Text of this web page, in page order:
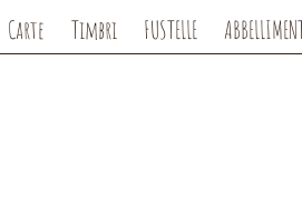
Carte Timbri FUSTELLE